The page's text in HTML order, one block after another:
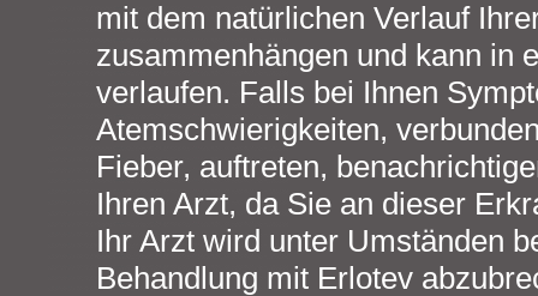
mit dem natürlichen Verlauf
zusammenhängen und kann in
verlaufen. Falls bei Ihnen
Atemschwierigkeiten,
Fieber, auftreten,
Ihren Arzt, da Sie an dieser
Ihr Arzt wird unter Umständen
Behandlung mit Erlotev